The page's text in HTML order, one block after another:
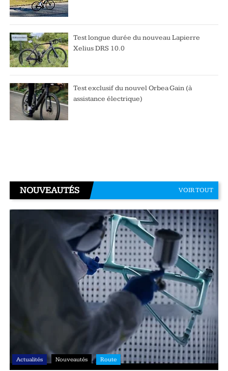
Test longue durée du nouveau Lapierre
Xelius DRS 10.0
Test exclusif du nouvel Orbea Gain (à
assistance électrique)
NOUVEAUTÉS VOIR TOUT
Actualités Nouveautés Route